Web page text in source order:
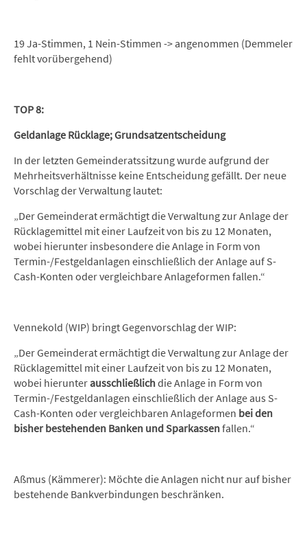
19 Ja-Stimmen, 1 Nein-Stimmen -> angenommen (Demmeler
fehlt vorübergehend)
TOP 8:
Geldanlage Rücklage; Grundsatzentscheidung
In der letzten Gemeinderatssitzung wurde aufgrund der
Mehrheitsverhältnisse keine Entscheidung gefällt. Der neue
Vorschlag der Verwaltung lautet:
„Der Gemeinderat ermächtigt die Verwaltung zur Anlage der
Rücklagemittel mit einer Laufzeit von bis zu 12 Monaten,
wobei hierunter insbesondere die Anlage in Form von
Termin-/Festgeldanlagen einschließlich der Anlage auf S-
Cash-Konten oder vergleichbare Anlageformen fallen.“
Vennekold (WIP) bringt Gegenvorschlag der WIP:
„Der Gemeinderat ermächtigt die Verwaltung zur Anlage der
Rücklagemittel mit einer Laufzeit von bis zu 12 Monaten,
wobei hierunterausschließlichdie Anlage in Form von
Termin-/Festgeldanlagen einschließlich der Anlage aus S-
Cash-Konten oder vergleichbaren Anlageformen bei den
bisher bestehenden Banken und Sparkassenfallen.“
Aßmus (Kämmerer): Möchte die Anlagen nicht nur auf bisher
bestehende Bankverbindungen beschränken.